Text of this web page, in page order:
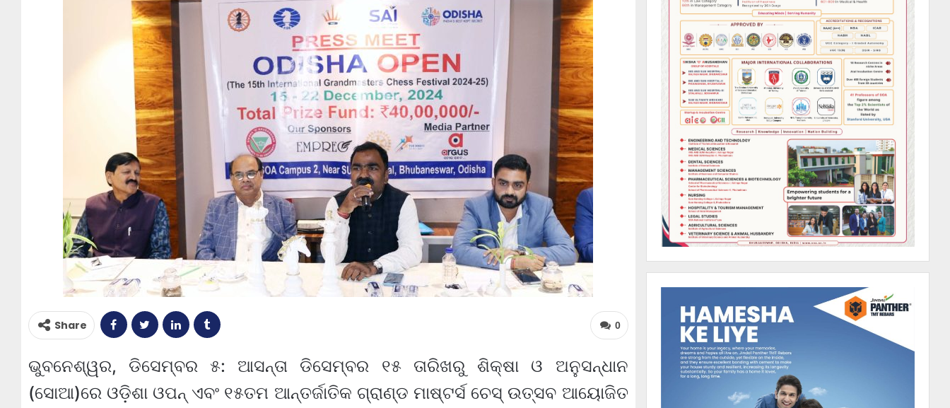
0
Share
ଭୁବନେଶ୍ୱର, ଡିସେମ୍ବର ୫: ଆସନ୍ତା ଡିସେମ୍ବର ୧୫ ତାରିଖରୁ ଶିକ୍ଷା ଓ ଅନୁସନ୍ଧାନ
(ସୋଆ)ରେ ଓଡ଼ିଶା ଓପନ୍ ଏବଂ ୧୫ତମ ଆନ୍ତର୍ଜାତିକ ଗ୍ରାଣ୍ଡ ମାଷ୍ଟର୍ସ ଚେସ୍ ଉତ୍ସବ ଆୟୋଜିତ